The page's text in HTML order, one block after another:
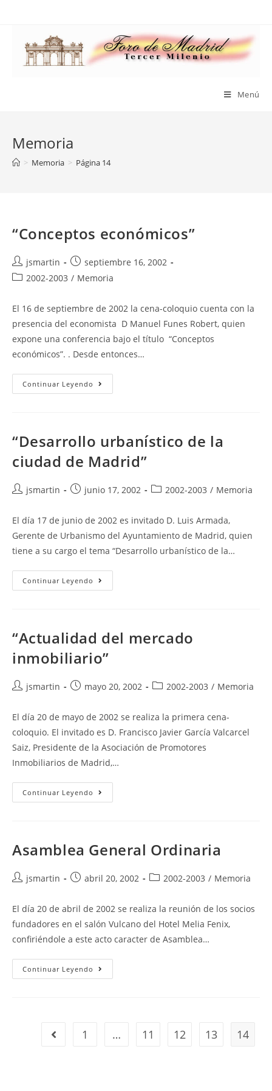
Menú
Memoria
> Memoria > Página 14
“Conceptos económicos”
Autor
de
jsmartin
Publicación
de
septiembre 16, 2002
Categoría
la
entrada:
2002-2003 / Memoria
El 16 de septiembre de 2002 la cena-coloquio cuenta con la
presencia del economista D Manuel Funes Robert, quien
expone una conferencia bajo el título “Conceptos
económicos”. . Desde entonces…
Continuar Leyendo “Conceptos
Económicos”
“Desarrollo urbanístico de la
ciudad de Madrid”
Autor
la
entrada:
jsmartin
Publicación
la
entrada:
junio 17, 2002
Categoría
la
entrada:
2002-2003 / Memoria
El día 17 de junio de 2002 es invitado D. Luis Armada,
Gerente de Urbanismo del Ayuntamiento de Madrid, quien
tiene a su cargo el tema “Desarrollo urbanístico de la…
Continuar Leyendo “Desarrollo
Urbanístico
Madrid”
“Actualidad del mercado
inmobiliario”
Autor
la
entrada:
jsmartin
Publicación
entrada:
mayo 20, 2002
Categoría
entrada:
2002-2003 / Memoria
El día 20 de mayo de 2002 se realiza la primera cena-
coloquio. El invitado es D. Francisco Javier García Valcarcel
Saiz, Presidente de la Asociación de Promotores
Inmobiliarios de Madrid,…
Continuar Leyendo “Actualidad
Del
Asamblea General Ordinaria
Autor
la
entrada:
jsmartin
Publicación
la
entrada:
abril 20, 2002
Categoría
entrada:
2002-2003 / Memoria
El día 20 de abril de 2002 se realiza la reunión de los socios
fundadores en el salón Vulcano del Hotel Melia Fenix,
confiriéndole a este acto caracter de Asamblea…
Continuar Leyendo Asamblea
General
Ir a la página anterior
1 … 11 12 13 14